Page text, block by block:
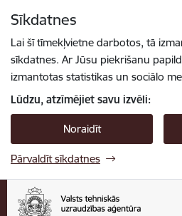
Sīkdatnes
Lai šī tīmekļvietne darbotos, tā
sīkdatnes. Ar Jūsu piekrišanu
izmantotas statistikas un sociālo
Lūdzu, atzīmējiet savu izvēli:
Noraidīt
Pārvaldīt sīkdatnes